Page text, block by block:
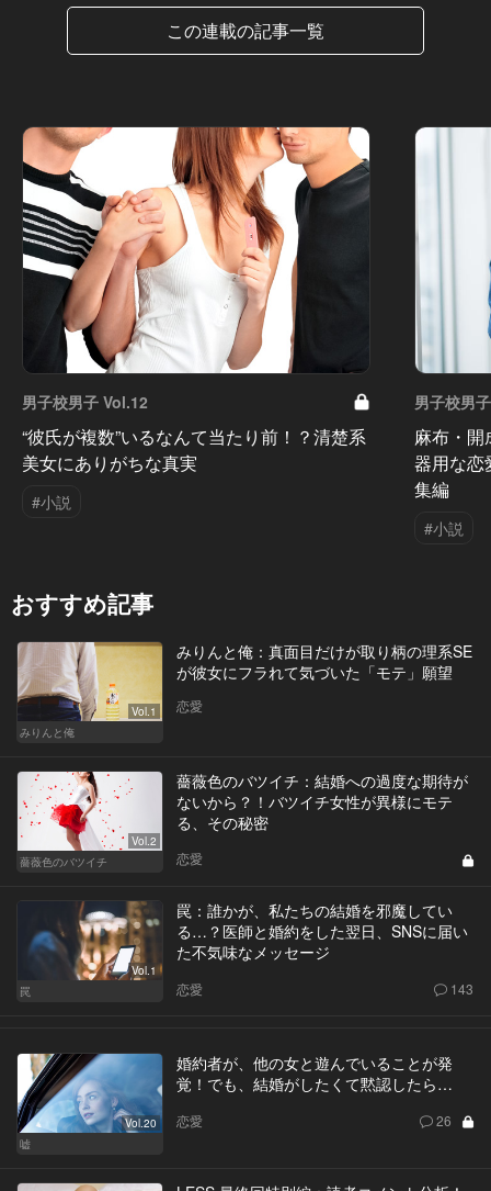
この連載の記事一覧
男子校男子 Vol.12
“彼氏が複数”いるなんて当たり前！？清楚系
美女にありがちな真実
#小説
男子校男
麻布・
器用な恋
集編
#小説
おすすめ記事
Vol.1
みりんと俺
みりんと俺：真面目だけが取り柄の理系SE
が彼女にフラれて気づいた「モテ」願望
恋愛
Vol.2
薔薇色のバツイチ
薔薇色のバツイチ：結婚への過度な期待が
ないから？！バツイチ女性が異様にモテ
る、その秘密
恋愛
Vol.1
罠
罠：誰かが、私たちの結婚を邪魔してい
る…？医師と婚約をした翌日、SNSに届い
た不気味なメッセージ
恋愛 143
Vol.20
嘘
婚約者が、他の女と遊んでいることが発
覚！でも、結婚がしたくて黙認したら…
恋愛 26